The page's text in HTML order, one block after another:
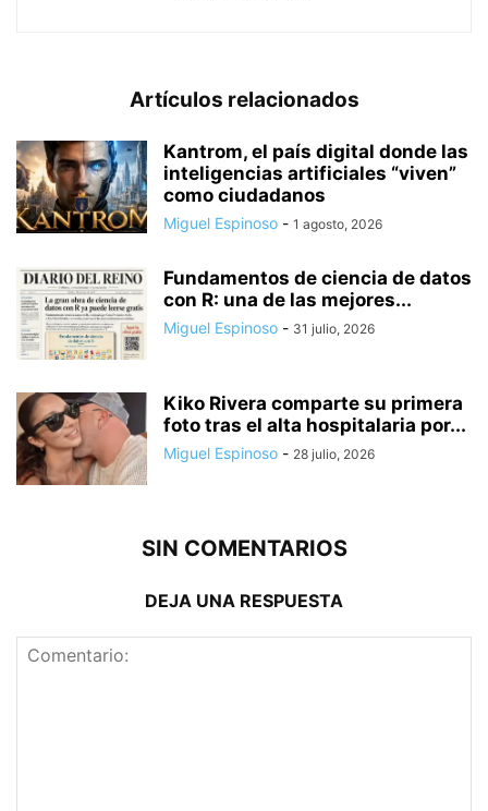
Artículos relacionados
Kantrom, el país digital donde las
inteligencias artificiales “viven”
como ciudadanos
Miguel Espinoso - 1 agosto, 2026
Fundamentos de ciencia de datos
con R: una de las mejores...
Miguel Espinoso - 31 julio, 2026
Kiko Rivera comparte su primera
foto tras el alta hospitalaria por...
Miguel Espinoso - 28 julio, 2026
SIN COMENTARIOS
DEJA UNA RESPUESTA